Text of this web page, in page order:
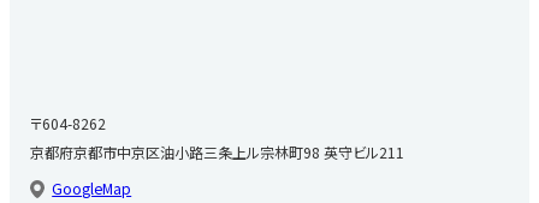
〒604-8262
京都府京都市中京区油小路三条上ル宗林町98 英守ビル211
GoogleMap